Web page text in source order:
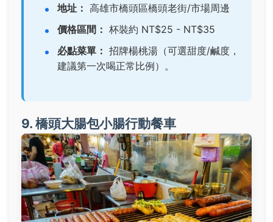
地址： 高雄市橋頭區橋頭老街/市場周邊
價格區間： 杯裝約 NT$25 - NT$35
必點菜單： 招牌楊桃湯 （可選甜度/鹹度，
建議第一次喝正常比例）。
9. 橋頭大腸包小腸行動餐車